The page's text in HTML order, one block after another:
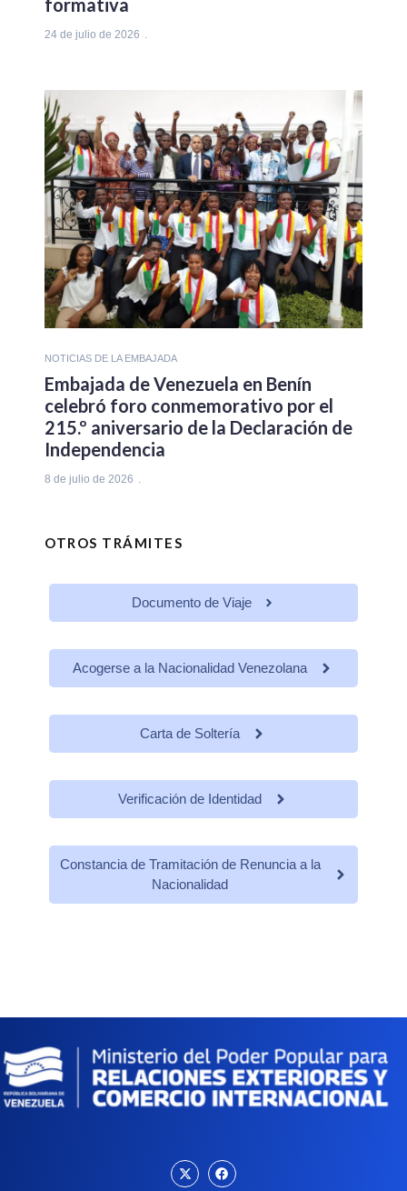
24 de julio de 2026
NOTICIAS DE LA EMBAJADA
Embajada de Venezuela en Benín
celebró foro conmemorativo por el
215.º aniversario de la Declaración de
Independencia
8 de julio de 2026
OTROS TRÁMITES
Documento de Viaje
Acogerse a la Nacionalidad Venezolana
Carta de Soltería
Verificación de Identidad
Constancia de Tramitación de Renuncia a la
Nacionalidad